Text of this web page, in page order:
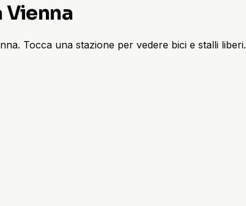
Vienna
Tocca una stazione per vedere bici e stalli liberi.